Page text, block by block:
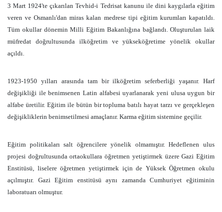
3 Mart 1924'te çıkarılan Tevhid-i Tedrisat kanunu ile dini kaygılarla eğitim
veren ve Osmanlı'dan miras kalan medrese tipi eğitim kurumları kapatıldı.
Tüm okullar dönemin Milli Eğitim Bakanlığına bağlandı. Oluşturulan laik
müfredat doğrultusunda ilköğretim ve yükseköğretime yönelik okullar
açıldı.
1923-1950 yılları arasında tam bir ilköğretim seferberliği yaşanır. Harf
değişikliği ile benimsenen Latin alfabesi uyarlanarak yeni ulusa uygun bir
alfabe üretilir. Eğitim ile bütün bir topluma batılı hayat tarzı ve gerçekleşen
değişikliklerin benimsetilmesi amaçlanır. Karma eğitim sistemine geçilir.
Eğitim politikaları salt öğrencilere yönelik olmamıştır. Hedeflenen ulus
projesi doğrultusunda ortaokullara öğretmen yetiştirmek üzere Gazi Eğitim
Enstitüsü, liselere öğretmen yetiştirmek için de Yüksek Öğretmen okulu
açılmıştır. Gazi Eğitim enstitüsü aynı zamanda Cumhuriyet eğitiminin
laboratuarı olmuştur.